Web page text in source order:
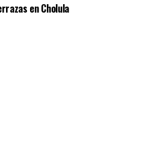
en Cholula